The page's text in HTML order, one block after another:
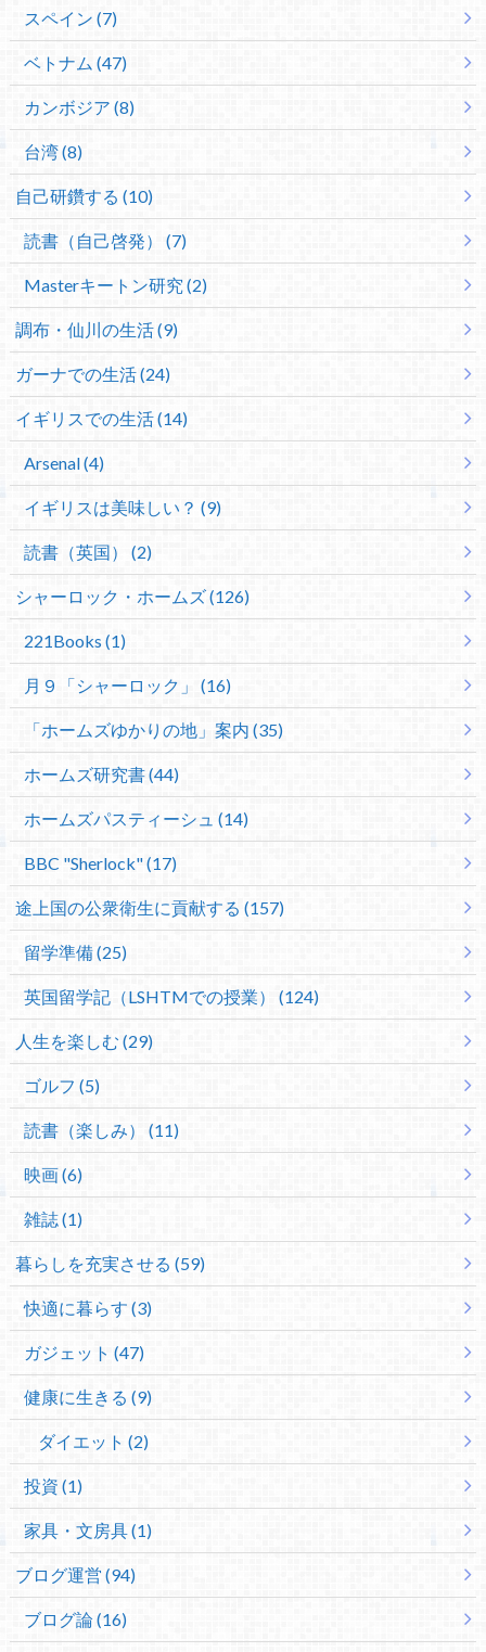
スペイン (7)
ベトナム (47)
カンボジア (8)
台湾 (8)
自己研鑽する (10)
読書（自己啓発） (7)
Masterキートン研究 (2)
調布・仙川の生活 (9)
ガーナでの生活 (24)
イギリスでの生活 (14)
Arsenal (4)
イギリスは美味しい？ (9)
読書（英国） (2)
シャーロック・ホームズ (126)
221Books (1)
月９「シャーロック」 (16)
「ホームズゆかりの地」案内 (35)
ホームズ研究書 (44)
ホームズパスティーシュ (14)
BBC "Sherlock" (17)
途上国の公衆衛生に貢献する (157)
留学準備 (25)
英国留学記（LSHTMでの授業） (124)
人生を楽しむ (29)
ゴルフ (5)
読書（楽しみ） (11)
映画 (6)
雑誌 (1)
暮らしを充実させる (59)
快適に暮らす (3)
ガジェット (47)
健康に生きる (9)
ダイエット (2)
投資 (1)
家具・文房具 (1)
ブログ運営 (94)
ブログ論 (16)